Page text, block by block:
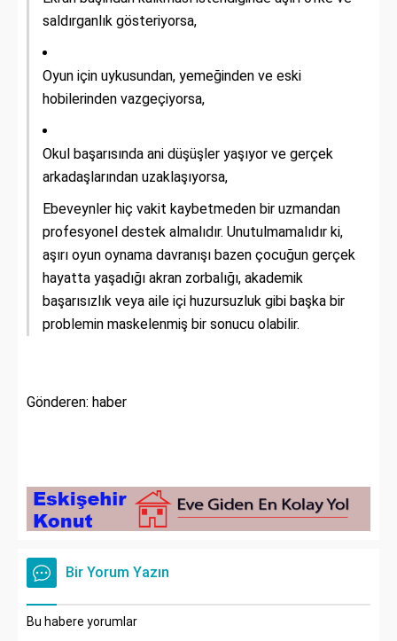
saldırganlık gösteriyorsa,
Oyun için uykusundan, yemeğinden ve eski
hobilerinden vazgeçiyorsa,
Okul başarısında ani düşüşler yaşıyor ve gerçek
arkadaşlarından uzaklaşıyorsa,
Ebeveynler hiç vakit kaybetmeden bir uzmandan
profesyonel destek almalıdır. Unutulmamalıdır ki,
aşırı oyun oynama davranışı bazen çocuğun gerçek
hayatta yaşadığı akran zorbalığı, akademik
başarısızlık veya aile içi huzursuzluk gibi başka bir
problemin maskelenmiş bir sonucu olabilir.
Gönderen: haber
Bir Yorum Yazın
Bu habere yorumlar